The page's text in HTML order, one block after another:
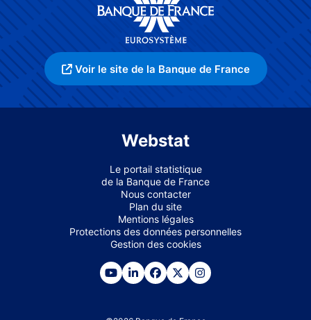
Voir le site de la Banque de France
Webstat
Le portail statistique
de la Banque de France
Nous contacter
Plan du site
Mentions légales
Protections des données personnelles
Gestion des cookies